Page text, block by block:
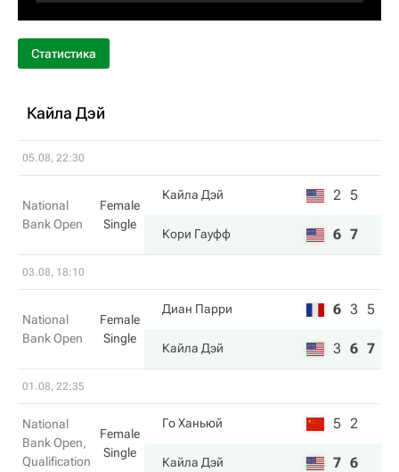
Статистика
Кайла Дэй
05.08, 22:30
National
Bank Open
Female
Single
Кайла Дэй 2 5
Кори Гауфф 6 7
03.08, 18:10
National
Bank Open
Female
Single
Диан Парри 6 3 5
Кайла Дэй 3 6 7
01.08, 22:35
National
Bank Open,
Qualification
Female
Single
Го Ханьюй 5 2
Кайла Дэй 7 6